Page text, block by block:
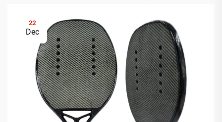
22
Dec